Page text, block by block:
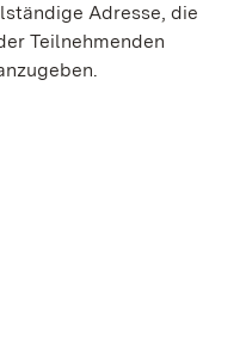
Adresse, die
Teilnehmenden